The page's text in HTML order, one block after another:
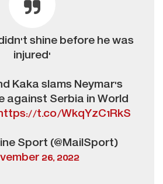
shine before he was
injured'
Kaka slams Neymar's
against Serbia in World
t.co/WkqYzC1RkS
Sport (@MailSport)
26, 2022